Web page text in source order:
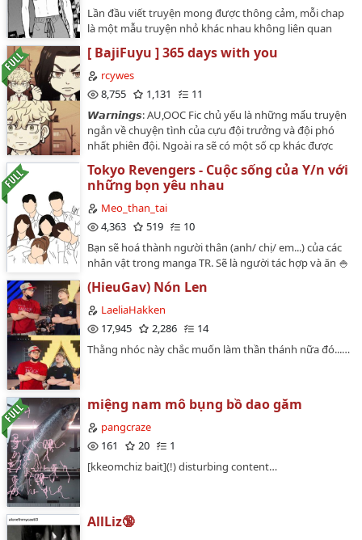
Lần đầu viết truyện mong được thông cảm, mỗi chap
là một mẫu truyện nhỏ khác nhau không liên quan
gì sai sót mong mọi người bỏ quaNội dung : boylove,
ngọt, h+..... Nếu bạn sủng ngọt thì mình là một lựa
chọn đúng đắn.…
[ BajiFuyu ] 365 days with you
rcywes
8,755
1,131
11
𝙒𝙖𝙧𝙣𝙞𝙣𝙜𝙨: AU,OOC Fic chủ yếu là những mẩu truyện
ngắn về chuyện tình của cựu đội trưởng và đội phó
nhất phiên đội. Ngoài ra sẽ có một số cp khác được
nhắc đến trong fic như: Drakey, HakkMit,...Lần đầu viết
fic up lên như này nên còn nhiều sai sót, mong mọi
người ủng hộ._Bắt đầu: 16/06/2021Đã hoàn:
12/03/202210/08/2024: nhớ bajifuyu của mình nhiều
lắm!…
Tokyo Revengers - Cuộc sống của Y/n với
những bọn yêu nhau
Meo_than_tai
4,363
519
10
Bạn sẽ hoá thành người thân (anh/ chị/ em...) của các
nhân vật trong manga TR. Sẽ là người tác hợp và ăn 🍚
MitsuyaKakuchou-IzanaRan-RindouCó thể còn vài cp
khác or not#Meo_than_tai…
(HieuGav) Nón Len
LaeliaHakken
17,945
2,286
14
Thằng nhóc này chắc muốn làm thần thánh nữa đó...…
miệng nam mô bụng bồ dao găm
pangcraze
161
20
1
[kkeomchiz bait](!) disturbing content…
AllLiz🔞